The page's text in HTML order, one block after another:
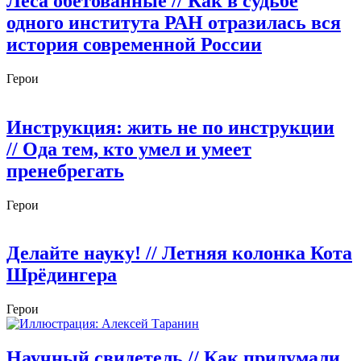
одного института РАН отразилась вся
история современной России
Герои
Инструкция: жить не по инструкции
// Ода тем, кто умел и умеет
пренебрегать
Герои
Делайте науку! // Летняя колонка Кота
Шрёдингера
Герои